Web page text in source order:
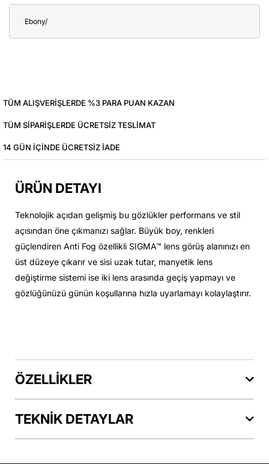
Ebony/
TÜM ALIŞVERIŞLERDE %3 PARA PUAN KAZAN
TÜM SIPARIŞLERDE ÜCRETSIZ TESLIMAT
14 GÜN IÇINDE ÜCRETSIZ IADE
ÜRÜN DETAYI
Teknolojik açıdan gelişmiş bu gözlükler performans ve stil
açısından öne çıkmanızı sağlar. Büyük boy, renkleri
güçlendiren Anti Fog özellikli SIGMA™ lens görüş alanınızı en
üst düzeye çıkarır ve sisi uzak tutar, manyetik lens
değiştirme sistemi ise iki lens arasında geçiş yapmayı ve
gözlüğünüzü günün koşullarına hızla uyarlamayı kolaylaştırır.
ÖZELLİKLER
TEKNİK DETAYLAR